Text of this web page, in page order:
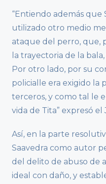
“Entiendo además que
utilizado otro medio
ataque del perro, que,
la trayectoria de la
Por otro lado, por su
policialle era exigido la
terceros, y como tal le
vida de Tita” expresó el
Así, en la parte
Saavedra como autor
del delito de abuso de
ideal con daño, y